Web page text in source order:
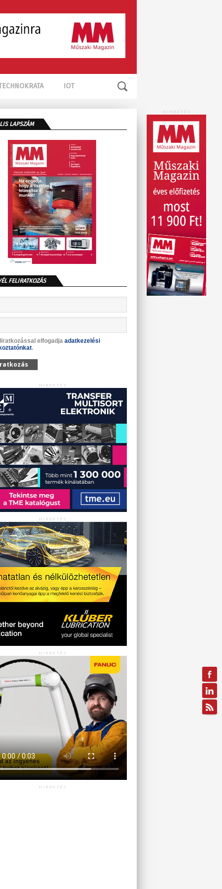
IOT
HIRDETÉS
LAPSZÁM
FELIRATKOZÁS
elfogadja adatkezelési
.
HIRDETÉS
HIRDETÉS
HIRDETÉS
HIRDETÉS